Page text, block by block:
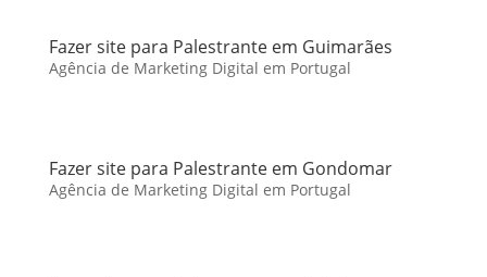
Fazer site para Palestrante em Guimarães
Agência de Marketing Digital em Portugal
Fazer site para Palestrante em Gondomar
Agência de Marketing Digital em Portugal